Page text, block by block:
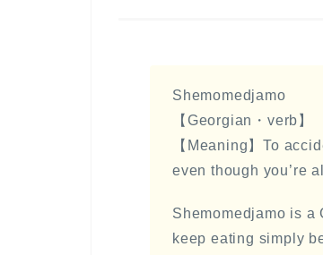
Shemomedjamo
【Georgian・verb】
【Meaning】To
even though you’re
Shemomedjamo is a
keep eating simply